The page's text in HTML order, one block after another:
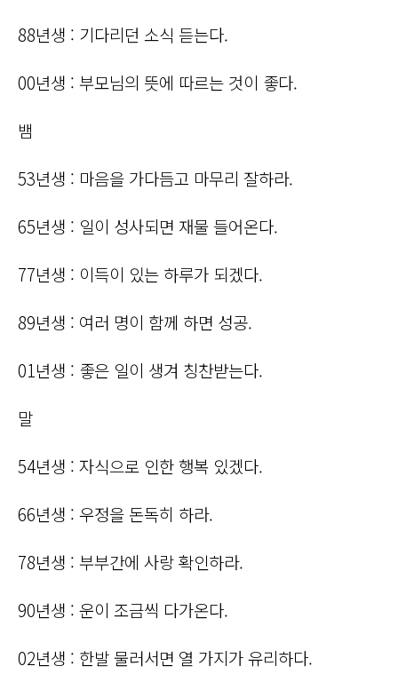
88년생 : 기다리던 소식 듣는다.
00년생 : 부모님의 뜻에 따르는 것이 좋다.
뱀
53년생 : 마음을 가다듬고 마무리 잘하라.
65년생 : 일이 성사되면 재물 들어온다.
77년생 : 이득이 있는 하루가 되겠다.
89년생 : 여러 명이 함께 하면 성공.
01년생 : 좋은 일이 생겨 칭찬받는다.
말
54년생 : 자식으로 인한 행복 있겠다.
66년생 : 우정을 돈독히 하라.
78년생 : 부부간에 사랑 확인하라.
90년생 : 운이 조금씩 다가온다.
02년생 : 한발 물러서면 열 가지가 유리하다.